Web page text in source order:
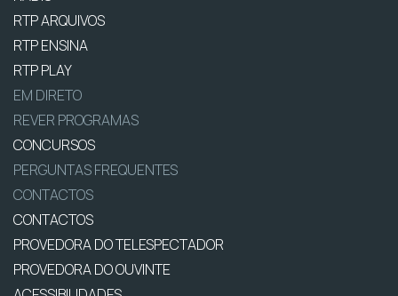
RTP ARQUIVOS
RTP ENSINA
RTP PLAY
EM DIRETO
REVER PROGRAMAS
CONCURSOS
PERGUNTAS FREQUENTES
CONTACTOS
CONTACTOS
PROVEDORA DO TELESPECTADOR
PROVEDORA DO OUVINTE